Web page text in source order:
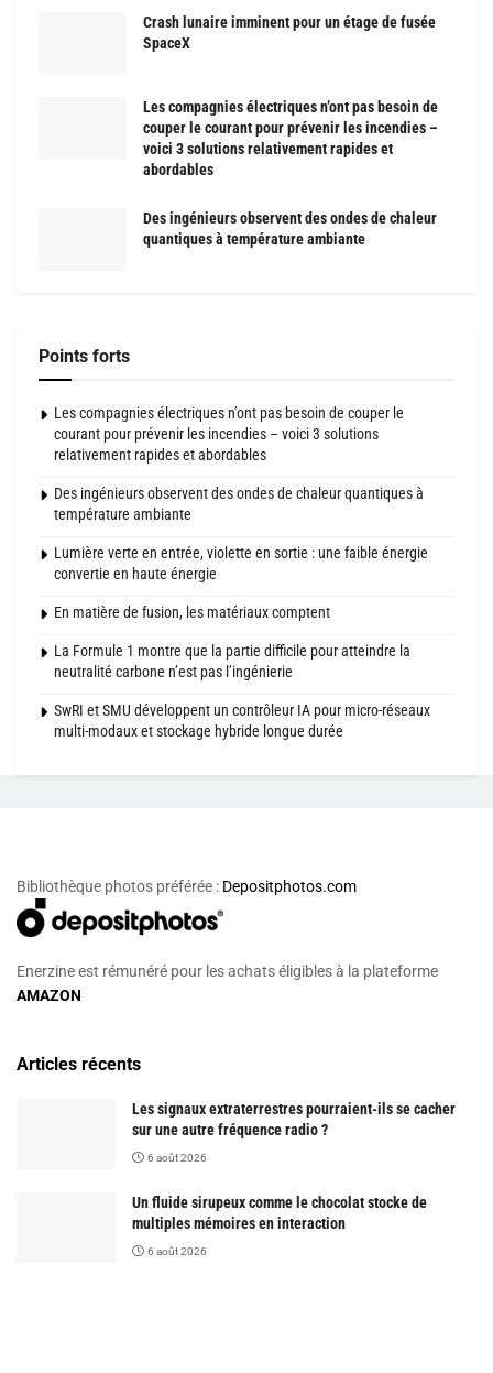
Crash lunaire imminent pour un étage de fusée
SpaceX
Les compagnies électriques n’ont pas besoin de
couper le courant pour prévenir les incendies –
voici 3 solutions relativement rapides et
abordables
Des ingénieurs observent des ondes de chaleur
quantiques à température ambiante
Points forts
Les compagnies électriques n’ont pas besoin de couper le
courant pour prévenir les incendies – voici 3 solutions
relativement rapides et abordables
Des ingénieurs observent des ondes de chaleur quantiques à
température ambiante
Lumière verte en entrée, violette en sortie : une faible énergie
convertie en haute énergie
En matière de fusion, les matériaux comptent
La Formule 1 montre que la partie difficile pour atteindre la
neutralité carbone n’est pas l’ingénierie
SwRI et SMU développent un contrôleur IA pour micro-réseaux
multi-modaux et stockage hybride longue durée
Bibliothèque photos préférée : Depositphotos.com
Enerzine est rémunéré pour les achats éligibles à la plateforme
AMAZON
Articles récents
Les signaux extraterrestres pourraient-ils se cacher
sur une autre fréquence radio ?
6 août 2026
Un fluide sirupeux comme le chocolat stocke de
multiples mémoires en interaction
6 août 2026